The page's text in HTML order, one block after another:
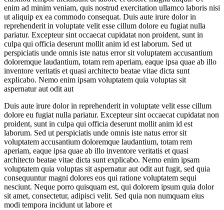
enim ad minim veniam, quis nostrud exercitation ullamco laboris nisi
ut aliquip ex ea commodo consequat. Duis aute irure dolor in
reprehenderit in voluptate velit esse cillum dolore eu fugiat nulla
pariatur. Excepteur sint occaecat cupidatat non proident, sunt in
culpa qui officia deserunt mollit anim id est laborum. Sed ut
perspiciatis unde omnis iste natus error sit voluptatem accusantium
doloremque laudantium, totam rem aperiam, eaque ipsa quae ab illo
inventore veritatis et quasi architecto beatae vitae dicta sunt
explicabo. Nemo enim ipsam voluptatem quia voluptas sit
aspernatur aut odit aut
Duis aute irure dolor in reprehenderit in voluptate velit esse cillum
dolore eu fugiat nulla pariatur. Excepteur sint occaecat cupidatat non
proident, sunt in culpa qui officia deserunt mollit anim id est
laborum. Sed ut perspiciatis unde omnis iste natus error sit
voluptatem accusantium doloremque laudantium, totam rem
aperiam, eaque ipsa quae ab illo inventore veritatis et quasi
architecto beatae vitae dicta sunt explicabo. Nemo enim ipsam
voluptatem quia voluptas sit aspernatur aut odit aut fugit, sed quia
consequuntur magni dolores eos qui ratione voluptatem sequi
nesciunt. Neque porro quisquam est, qui dolorem ipsum quia dolor
sit amet, consectetur, adipisci velit. Sed quia non numquam eius
modi tempora incidunt ut labore et